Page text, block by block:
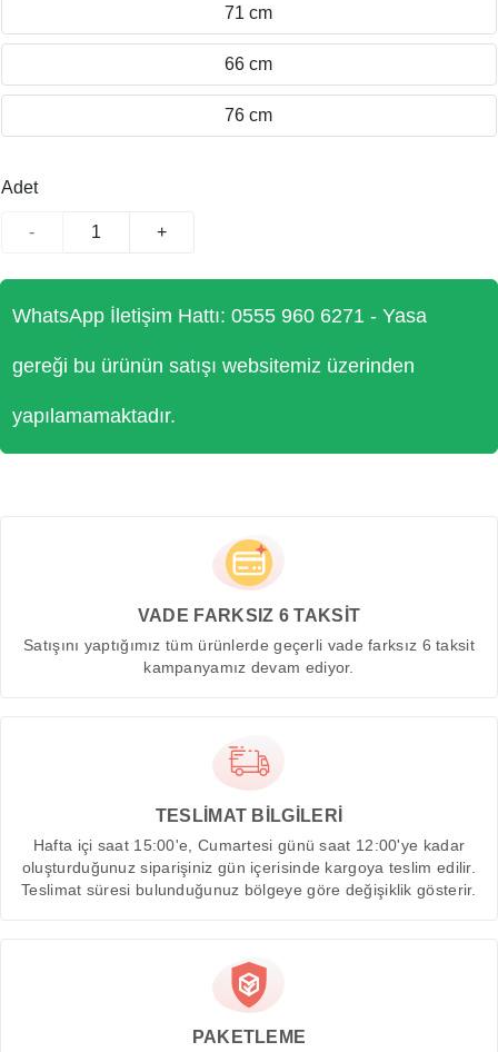
71 cm
66 cm
76 cm
Adet
- +
WhatsApp İletişim Hattı: 0555 960 6271 - Yasa
gereği bu ürünün satışı websitemiz üzerinden
yapılamamaktadır.
VADE FARKSIZ 6 TAKSİT
Satışını yaptığımız tüm ürünlerde geçerli vade farksız 6 taksit
kampanyamız devam ediyor.
TESLİMAT BİLGİLERİ
Hafta içi saat 15:00'e, Cumartesi günü saat 12:00'ye kadar
oluşturduğunuz siparişiniz gün içerisinde kargoya teslim edilir.
Teslimat süresi bulunduğunuz bölgeye göre değişiklik gösterir.
PAKETLEME